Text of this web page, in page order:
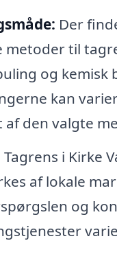
Der
metoder til
og kemisk
kan
den valgte
Tagrens i Kirke
af lokale
og